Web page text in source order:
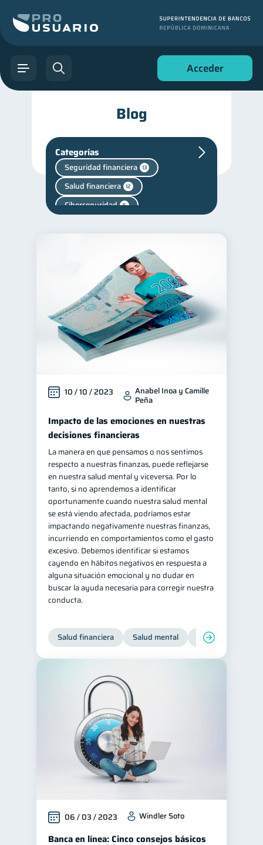
Acceder
Blog
Categorías
Seguridad financiera 13
Salud financiera 12
Ciberseguridad 5
Finanzas personales 44
Manejo de deudas
Educación financiera 31
Finanzas para jóvenes 30
Control de deudas 30
Finanzas familiares
Bienestar financiero 22
Productos financieros
Organización Financiera 10
Deudas 10
Entidad financiera 8
Préstamos 8 Ahorro 8
Consejos 6
Tarjeta de crédito
Historial crediticio 6
Servicios
Derechos & Deberes
Vacaciones 2
Cuenta Abandonada
Inversiones 2
Cuenta Inactiva 1
Finanzas Personales 1
Finanzas en Pareja 1
Educación Financiera 1
Fraudes 1
Información financiera
10 / 10 / 2023 Anabel Inoa y Camille
Peña
Impacto de las emociones en nuestras
decisiones financieras
La manera en que pensamos o nos sentimos
respecto a nuestras finanzas, puede reflejarse
en nuestra salud mental y viceversa. Por lo
tanto, si no aprendemos a identificar
oportunamente cuando nuestra salud mental
se está viendo afectada, podríamos estar
impactando negativamente nuestras finanzas,
incurriendo en comportamientos como el gasto
excesivo. Debemos identificar si estamos
cayendo en hábitos negativos en respuesta a
alguna situación emocional y no dudar en
buscar la ayuda necesaria para corregir nuestra
conducta.
Salud financiera Salud mental Inclusión
06 / 03 / 2023 Windler Soto
Banca en línea: Cinco consejos básicos